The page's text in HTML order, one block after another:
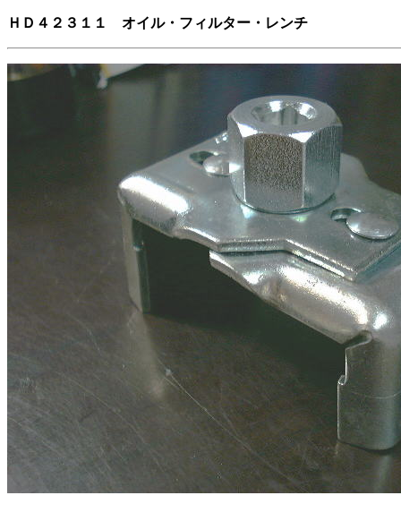
ＨＤ４２３１１ オイル・フィルター・レンチ